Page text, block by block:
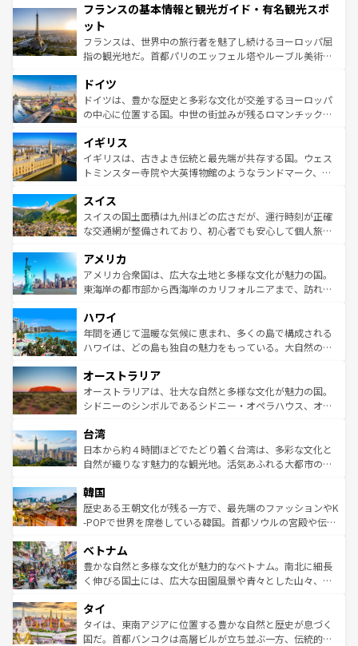
ませてくれるイタリアで、忘れられない旅をしてみよう！
なお、新着のイタリア情報は
しい。
文化が根付くこの国では、情熱的なフラメンコ、熱気あふ
れる闘牛、そして美味しいタパスが生活の一部となってい
る。首都マドリードの洗練された雰囲気や、バルセロナの
アートに溢れた街角から、地方では古代ローマ遺跡や中世
せる。地方によって風土や気候が異なるスペインはその個
性で訪れる人を魅了する。 なお、新着のスペイン情報は コ
ンテンツ一覧を参照してほしい。
フランスの基本情報と観光ガイド・有名観光スポ
ット
フランスは、世界中の旅行者を魅了し続けるヨーロッパ屈
指の観光地だ。首都パリのエッフェル塔やルーブル美術館
で、幅広い魅力が詰まっている。華麗な宮殿、歴史的な大
聖堂、美しいビーチ、そして豊かな自然が、訪れる者を心
から魅了する。また、フランスは美食の国としても知ら
いる。シャンパンの発祥地であるランス、プロヴァンスの
香り高いラベンダー畑など、多彩な楽しみ方が可能だ。さ
らに、パリ以外の地域にも魅力が溢れており、どの街角に
れる地方に足を運ぶとそれぞれで全く異なる文化を体験で
きるだろう。 なお、新着のフランス情報はコンテンツ一覧
を参照してほしい。
ドイツ
ドイツは、豊かな歴史と多彩な文化が交差するヨーロッパ
の中心に位置する国。中世の街並みが残るロマンチック街
顔を持つこの国は、どこを歩いても飽きることがない。ベ
ルリンの文化的活気、バイエルン州のアルプスの絶景、そ
してライン川沿いのワイン畑といった風景は必見。ビール
は、お酒好きな人にはぜひ体験してほしい。 なお、新着の
ドイツ情報はコンテンツ一覧を参照してほしい。
イギリス
イギリスは、古きよき伝統と最先端が共存する国。ウェス
トミンスター寺院や大英博物館のようなランドマーク、歴
リアごとに異なる魅力がある。また、優雅なアフタヌーン
ティー、ビール好きにはたまらない英国パブ、サッカー観
戦など、本場だからこそできる体験も豊富。イギリスを旅
ンツ一覧を参照してほしい。
スイス
スイスの国土面積は九州ほどの広さだが、運行時刻が正確
な交通網が整備されており、初心者でも安心して個人旅行
の建物がそのまま残る町や、スイスならではのユニークな
博物館もあり、アルプス観光だけでなく町歩きも満喫する
ことができる。国民の所得が高いため物価も高いが、旅行
ば市内交通費無料で観光を楽しむこともできる。 なお、新
着のスイス情報はコンテンツ一覧 を参照してほしい。
アメリカ
アメリカ合衆国は、広大な土地と多様な文化が魅力の国。
東海岸の都市部から西海岸のカリフォルニアまで、訪れる
のような巨大都市は、観光、ショッピング、エンターテイ
ンメントが詰まった刺激的なスポットだ。一方、アメリカ
西部には大自然が広がり、グランドキャニオンやイエロー
部のニューオーリンズでは、音楽と美食が融合した独特の
文化が魅力。旅行者はアメリカの各地域で異なる魅力を楽
しみながら、その多様性と豊かな歴史を感じることができ
ならではの贅沢な旅のスタイルだ。 なお、新着のアメリカ
情報はコンテンツ一覧を参照してほしい。
ハワイ
年間を通じて温暖な気候に恵まれ、多くの島で構成される
ハワイは、どの島も独自の魅力をもっている。大自然の神
ワイ島は見逃せない。また、定番の観光地といえばオアフ
島だが、静かな自然を求めるならマウイ島やカウアイ島が
おすすめ。エメラルドグリーンに輝く海をはじめ、豊かな
れるおもてなしの心で訪れる人々を迎えてくれるハワイの
人々、おいしいローカルフードやハワイアンミュージッ
ク、伝統的なフラダンスなど、すべてがハワイの魅力を彩
ワイを、存分に味わってほしい。 なお、新着のハワイ情報
はコンテンツ一覧を参照してほしい。
オーストラリア
オーストラリアは、壮大な自然と多様な文化が魅力の国。
シドニーのシンボルであるシドニー・オペラハウス、オー
リアリーフや大陸中央部にそびえるウルル（エアーズロッ
ク）、タスマニアの美しい原生林やケアンズの熱帯雨林な
ど、見どころがたくさん。また、カフェやワイン、オージ
いる。アクティビティも充実しており、サーフィンやダイ
ビング、ハイキングなど、アウトドア好きにはたまらな
い。オーストラリアの多彩な魅力を存分に味わいつくそ
参照してほしい。
台湾
日本から約４時間ほどでたどり着く台湾は、多彩な文化と
自然が織りなす魅力的な観光地。活気あふれる大都市の台
ン）、静ひつな山岳地帯である台湾東部など、都市の喧騒
と山間の静けさが共存しており、訪れる人に新しい発見と
驚きをもたらしてくれる。また、奥深い台湾の食文化も魅
容にもいいと評判のスイーツなど、バラエティ豊かな料理
が味わえる。 なお、新着の台湾情報は コンテンツ一覧を参
照してほしい。
韓国
歴史ある王朝文化が残る一方で、最先端のファッションやK
-POPで世界を席巻している韓国。首都ソウルの宮殿や伝統
き、地方に足を延ばせば四季折々の自然美を楽しむことが
できる。そして、キムチや焼肉、絶品のストリートフード
まで、さまざまな韓国料理が待っている。夜には、韓国な
リティに包まれながら、韓国の多彩な魅力を心ゆくまで味
わってみてほしい。 なお、新着の韓国情報はコンテンツ一
覧を参照してほしい。
ベトナム
豊かな自然と多様な文化が魅力的なベトナム。南北に細長
く伸びる国土には、広大な田園風景や青々とした山々、世
急速な発展と共に伝統が息づく。ハノイの古い町並みやホ
ーチミン市のフランス統治時代の建物も、独特の雰囲気を
醸し出している。また、バラエティの豊かさとおいしさで
タイ
タイは、東南アジアに位置する豊かな自然と歴史が息づく
国だ。首都バンコクは高層ビルが立ち並ぶ一方、伝統的な